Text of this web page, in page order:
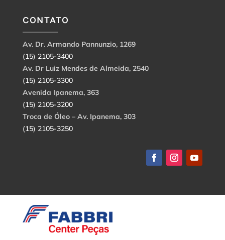
CONTATO
Av. Dr. Armando Pannunzio, 1269
(15) 2105-3400
Av. Dr Luiz Mendes de Almeida, 2540
(15) 2105-3300
Avenida Ipanema, 363
(15) 2105-3200
Troca de Óleo – Av. Ipanema, 303
(15) 2105-3250